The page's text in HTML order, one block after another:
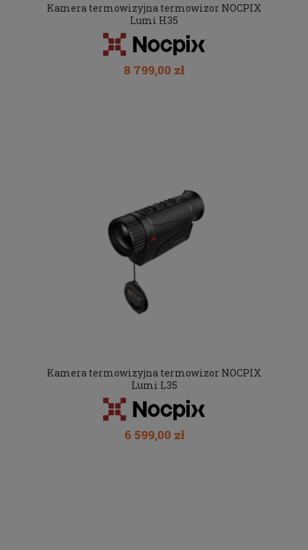
Kamera termowizyjna termowizor NOCPIX
Lumi H35
8 799,00 zł
Kamera termowizyjna termowizor NOCPIX
Lumi L35
6 599,00 zł